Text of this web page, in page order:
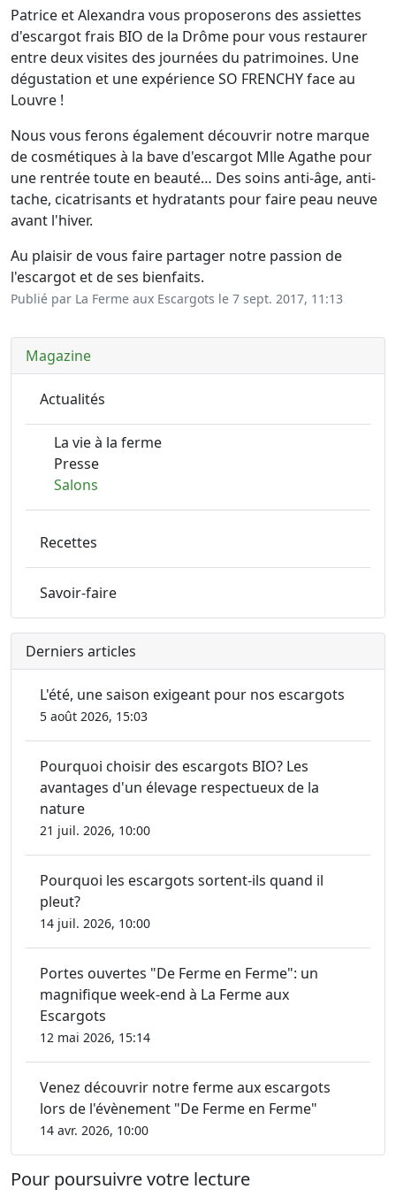
Patrice et Alexandra vous proposerons des assiettes
d'escargot frais BIO de la Drôme pour vous restaurer
entre deux visites des journées du patrimoines. Une
dégustation et une expérience SO FRENCHY face au
Louvre !
Nous vous ferons également découvrir notre marque
de cosmétiques à la bave d'escargot Mlle Agathe pour
une rentrée toute en beauté… Des soins anti-âge, anti-
tache, cicatrisants et hydratants pour faire peau neuve
avant l'hiver.
Au plaisir de vous faire partager notre passion de
l'escargot et de ses bienfaits.
Publié par La Ferme aux Escargots le 7 sept. 2017, 11:13
Magazine
Actualités
La vie à la ferme
Presse
Salons
Recettes
Savoir-faire
Derniers articles
L'été, une saison exigeant pour nos escargots
5 août 2026, 15:03
Pourquoi choisir des escargots BIO? Les
avantages d'un élevage respectueux de la
nature
21 juil. 2026, 10:00
Pourquoi les escargots sortent-ils quand il
pleut?
14 juil. 2026, 10:00
Portes ouvertes "De Ferme en Ferme": un
magnifique week-end à La Ferme aux
Escargots
12 mai 2026, 15:14
Venez découvrir notre ferme aux escargots
lors de l'évènement "De Ferme en Ferme"
14 avr. 2026, 10:00
Pour poursuivre votre lecture